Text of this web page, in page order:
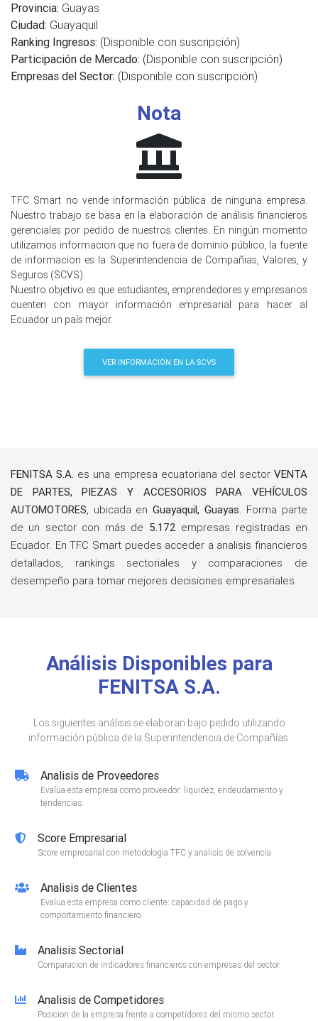
Provincia: Guayas
Ciudad: Guayaquil
Ranking Ingresos: (Disponible con suscripción)
Participación de Mercado: (Disponible con suscripción)
Empresas del Sector: (Disponible con suscripción)
Nota
TFC Smart no vende información pública de ninguna empresa.
Nuestro trabajo se basa en la elaboración de análisis financieros
gerenciales por pedido de nuestros clientes. En ningún momento
utilizamos informacion que no fuera de dominio público, la fuente
de informacion es la Superintendencia de Compañias, Valores, y
Seguros (SCVS).
Nuestro objetivo es que estudiantes, emprendedores y empresarios
cuenten con mayor información empresarial para hacer al
Ecuador un país mejor.
VER INFORMACIÓN EN LA SCVS
FENITSA S.A. es una empresa ecuatoriana del sector VENTA
DE PARTES, PIEZAS Y ACCESORIOS PARA VEHÍCULOS
AUTOMOTORES, ubicada en Guayaquil, Guayas. Forma parte
de un sector con más de 5.172 empresas registradas en
Ecuador. En TFC Smart puedes acceder a analisis financieros
detallados, rankings sectoriales y comparaciones de
desempeño para tomar mejores decisiones empresariales.
Análisis Disponibles para
FENITSA S.A.
Los siguientes análisis se elaboran bajo pedido utilizando
información pública de la Superintendencia de Compañías.
Analisis de Proveedores
Evalua esta empresa como proveedor: liquidez, endeudamiento y
tendencias.
Score Empresarial
Score empresarial con metodologia TFC y analisis de solvencia.
Analisis de Clientes
Evalua esta empresa como cliente: capacidad de pago y
comportamiento financiero.
Analisis Sectorial
Comparacion de indicadores financieros con empresas del sector.
Analisis de Competidores
Posicion de la empresa frente a competidores del mismo sector.